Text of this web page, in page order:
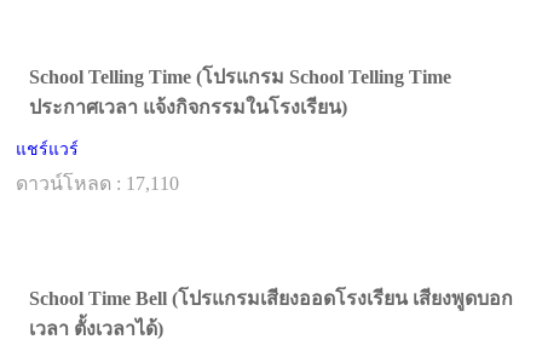
School Telling Time (โปรแกรม School Telling Time
ประกาศเวลา แจ้งกิจกรรมในโรงเรียน)
แชร์แวร์
ดาวน์โหลด : 17,110
School Time Bell (โปรแกรมเสียงออดโรงเรียน เสียงพูดบอก
เวลา ตั้งเวลาได้)